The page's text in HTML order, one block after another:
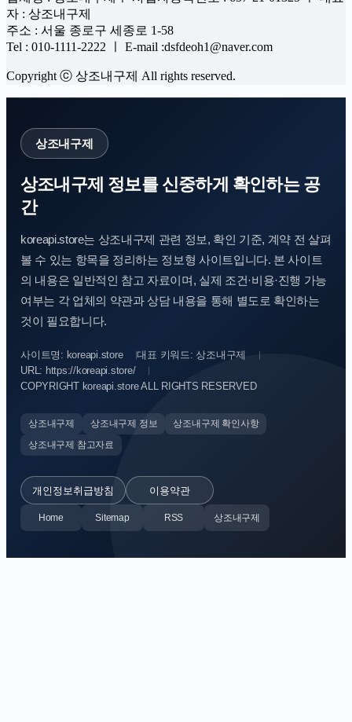
자 : 상조내구제
주소 : 서울 종로구 세종로 1-58
Tel : 010-1111-2222 ㅣ E-mail :dsfdeoh1@naver.com
Copyright ⓒ 상조내구제 All rights reserved.
상조내구제
상조내구제 정보를 신중하게 확인하는 공
간
koreapi.store는 상조내구제 관련 정보, 확인 기준, 계약 전 살펴
볼 수 있는 항목을 정리하는 정보형 사이트입니다. 본 사이트
의 내용은 일반적인 참고 자료이며, 실제 조건·비용·진행 가능
여부는 각 업체의 약관과 상담 내용을 통해 별도로 확인하는
것이 필요합니다.
사이트명: koreapi.store
대표 키워드: 상조내구제
URL: https://koreapi.store/
COPYRIGHT koreapi.store ALL RIGHTS RESERVED
상조내구제 상조내구제 정보
상조내구제 확인사항
상조내구제 참고자료
개인정보취급방침 이용약관
Home Sitemap RSS 상조내구제